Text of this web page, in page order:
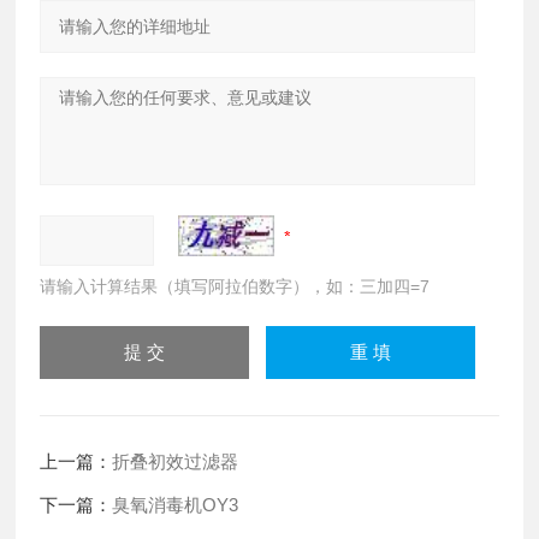
请输入计算结果（填写阿拉伯数字），如：三加四=7
上一篇：折叠初效过滤器
下一篇：臭氧消毒机OY3